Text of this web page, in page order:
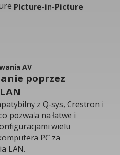
Picture-in-Picture
AV
poprzez
z Q-sys, Crestron i
pozwala na łatwe i
wielu
PC za
LAN.